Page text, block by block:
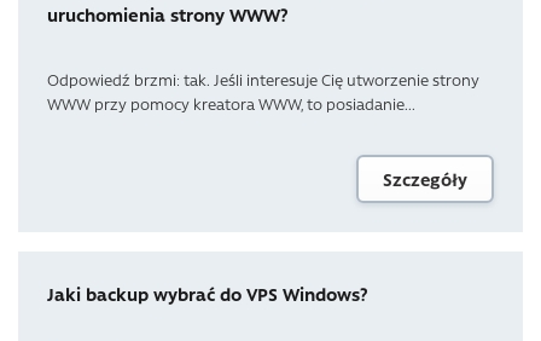
uruchomienia strony WWW?
Odpowiedź brzmi: tak. Jeśli interesuje Cię utworzenie strony
WWW przy pomocy kreatora WWW, to posiadanie...
Szczegóły
Jaki backup wybrać do VPS Windows?